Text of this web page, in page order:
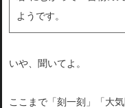
ようです。
いや、聞いてよ。
ここまで「刻一刻」「大